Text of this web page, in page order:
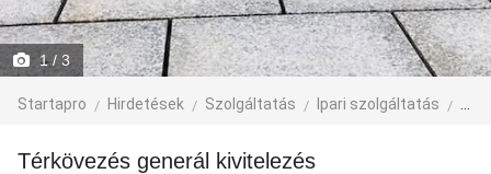
1/ 3
Startapro Hirdetések Szolgáltatás Ipari szolgáltatás
Térkövezés generál kivitelezés